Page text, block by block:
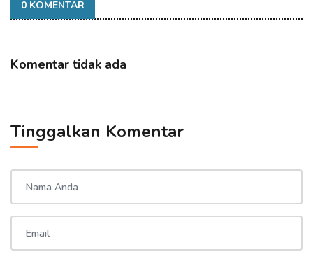
0 KOMENTAR
Komentar tidak ada
Tinggalkan Komentar